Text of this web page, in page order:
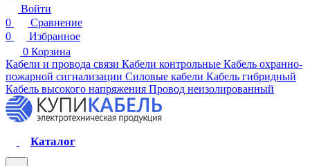
Войти
0
Сравнение
0
Избранное
0 Корзина
Кабели и провода связи Кабели контрольные Кабель охранно-
пожарной сигнализации Силовые кабели Кабель гибридный
Кабель высокого напряжения Провод неизолированный
Каталог